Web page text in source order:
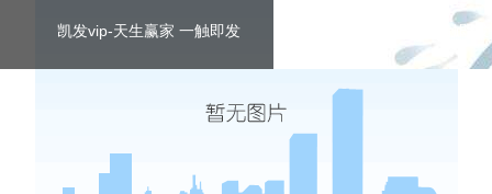
凯发vip-天生赢家 一触即发 凯发vip-天生赢家 一触即发
凯发vip-天生赢家 一触即发 考研资讯